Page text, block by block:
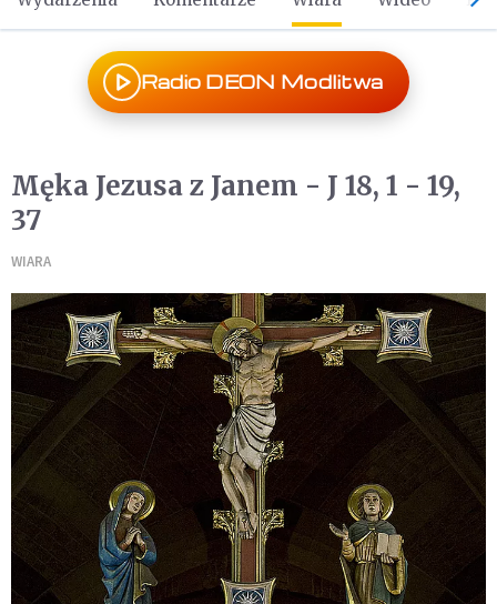
Radio DEON Modlitwa
Męka Jezusa z Janem - J 18, 1 - 19,
37
WIARA